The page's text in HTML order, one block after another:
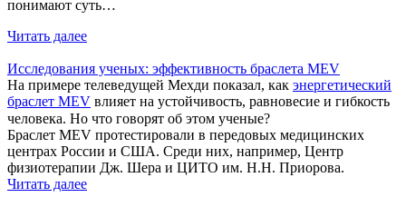
понимают суть…
Читать далее
Исследования ученых: эффективность браслета MEV
На примере телеведущей Мехди показал, как энергетический
браслет MEV влияет на устойчивость, равновесие и гибкость
человека. Но что говорят об этом ученые? ⠀
Браслет MEV протестировали в передовых медицинских
центрах России и США. Среди них, например, Центр
физиотерапии Дж. Шера и ЦИТО им. Н.Н. Приорова.
Читать далее